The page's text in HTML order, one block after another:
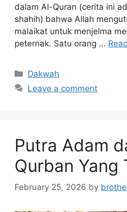
dalam Al-Quran (cerita ini
shahih) bahwa Allah
malaikat untuk menjelma
peternak. Satu orang …
Categories
Dakwah
Leave a comment
Putra Adam
Qurban Yang
February 25, 2026 by